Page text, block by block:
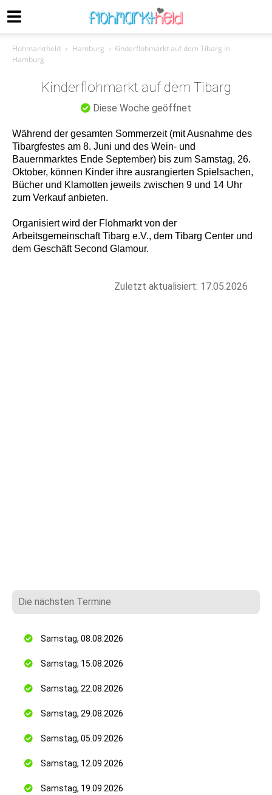
Flohmarktheld Hamburg
Kinderflohmarkt auf dem Tibarg in
Hamburg
Kinderflohmarkt auf dem Tibarg
Diese Woche geöffnet
Während der gesamten Sommerzeit (mit Ausnahme des
Tibargfestes am 8. Juni und des Wein- und
Bauernmarktes Ende September) bis zum Samstag, 26.
Oktober, können Kinder ihre ausrangierten Spielsachen,
Bücher und Klamotten jeweils zwischen 9 und 14 Uhr
zum Verkauf anbieten.
Organisiert wird der Flohmarkt von der
Arbeitsgemeinschaft Tibarg e.V., dem Tibarg Center und
dem Geschäft Second Glamour.
Zuletzt aktualisiert: 17.05.2026
Die nächsten Termine
Samstag, 08.08.2026
Samstag, 15.08.2026
Samstag, 22.08.2026
Samstag, 29.08.2026
Samstag, 05.09.2026
Samstag, 12.09.2026
Samstag, 19.09.2026